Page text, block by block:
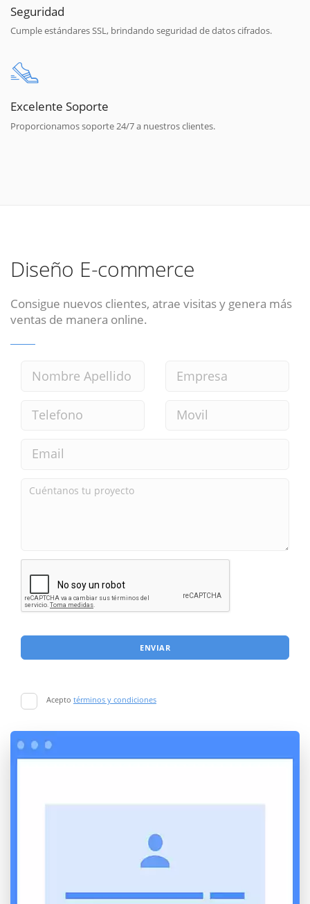
Seguridad
Cumple estándares SSL, brindando seguridad de datos cifrados.
Excelente Soporte
Proporcionamos soporte 24/7 a nuestros clientes.
Diseño E-commerce
Consigue nuevos clientes, atrae visitas y genera más
ventas de manera online.
ENVIAR
Acepto términos y condiciones